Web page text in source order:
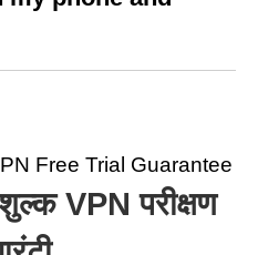
VPN परीक्षण